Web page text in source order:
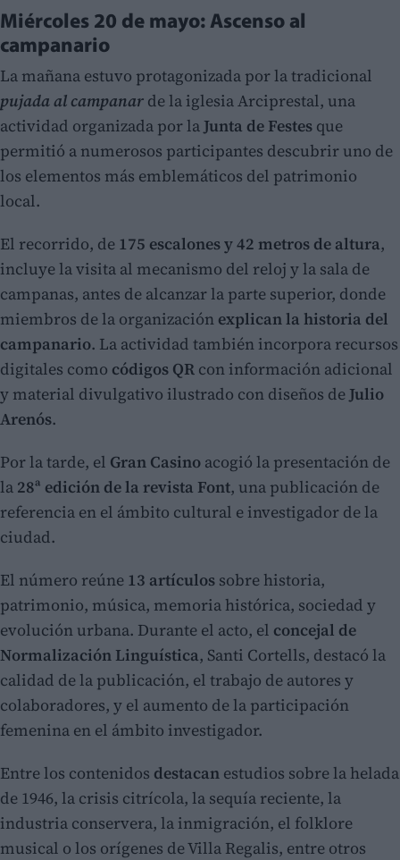
Miércoles 20 de mayo: Ascenso al
campanario
La mañana estuvo protagonizada por la tradicional
pujada al campanar de la iglesia Arciprestal, una
actividad organizada por la Junta de Festes que
permitió a numerosos participantes descubrir uno de
los elementos más emblemáticos del patrimonio
local.
El recorrido, de 175 escalones y 42 metros de altura,
incluye la visita al mecanismo del reloj y la sala de
campanas, antes de alcanzar la parte superior, donde
miembros de la organización explican la historia del
campanario. La actividad también incorpora recursos
digitales como códigos QR con información adicional
y material divulgativo ilustrado con diseños de Julio
Arenós.
Por la tarde, el Gran Casino acogió la presentación de
la 28ª edición de la revista Font, una publicación de
referencia en el ámbito cultural e investigador de la
ciudad.
El número reúne 13 artículos sobre historia,
patrimonio, música, memoria histórica, sociedad y
evolución urbana. Durante el acto, el concejal de
Normalización Linguística, Santi Cortells, destacó la
calidad de la publicación, el trabajo de autores y
colaboradores, y el aumento de la participación
femenina en el ámbito investigador.
Entre los contenidos destacan estudios sobre la helada
de 1946, la crisis citrícola, la sequía reciente, la
industria conservera, la inmigración, el folklore
musical o los orígenes de Villa Regalis, entre otros